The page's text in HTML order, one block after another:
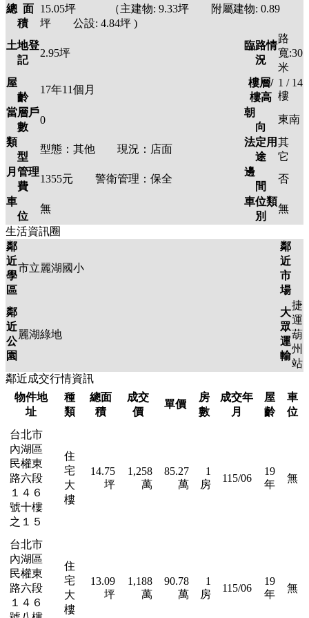
總 面
積
15.05坪 （主建物: 9.33坪 附屬建物: 0.89
坪 公設: 4.84坪 )
土地登
記
2.95坪
臨路情
況
路
寬:30
米
屋
齡
17年11個月
樓層/
樓高
1 / 14
樓
當層戶
數
0
朝
向
東南
類
型
型態： 其他 現況： 店面
法定用
途
其
它
月管理
費
1355元 警衛管理： 保全
邊
間
否
車
位
無
車位類
別
無
生活資訊圈
鄰
近
學
區
市立麗湖國小
鄰
近
市
場
鄰
近
公
園
麗湖綠地
大
眾
運
輸
捷
運
葫
州
站
鄰近成交行情資訊
物件地
址
種
類
總面
積
成交
價
單價
房
數
成交年
月
屋
齡
車
位
台北市
內湖區
民權東
路六段
１４６
號十樓
之１５
住
宅
大
樓
14.75
坪
1,258
萬
85.27
萬
1
房
115/06
19
年
無
台北市
內湖區
民權東
路六段
１４６
住
宅
大
樓
13.09
坪
1,188
萬
90.78
萬
1
房
115/06
19
年
無